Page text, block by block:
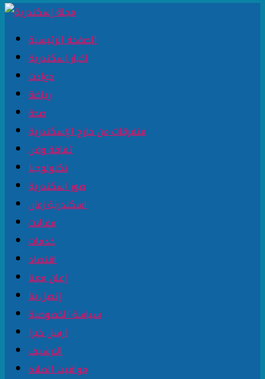
الصفحة الرئيسية
اخبار اسكندرية
حوادث
رياضة
صحة
متفرقات من خارج الإسكندرية
ثقافة وفن
تكنولوجيا
صور اسكندرية
اسكندرية زمان
مقالات
خدمات
اقتصاد
إعلن معنا
إتصل بنا
سياسة الخصوصية
ارسل خبرا
الارشيف
مواقيت الصلاة